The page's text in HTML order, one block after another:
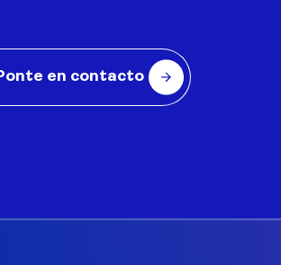
en contacto